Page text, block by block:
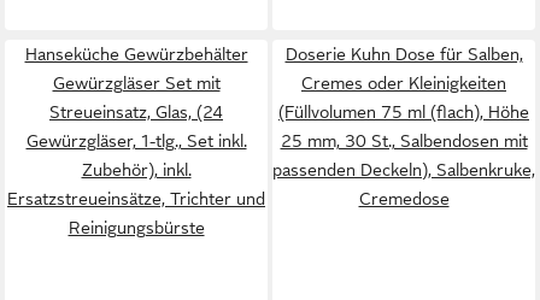
Hanseküche Gewürzbehälter
Gewürzgläser Set mit
Streueinsatz, Glas, (24
Gewürzgläser, 1-tlg., Set inkl.
Zubehör), inkl.
Ersatzstreueinsätze, Trichter und
Reinigungsbürste
Doserie Kuhn Dose für Salben,
Cremes oder Kleinigkeiten
(Füllvolumen 75 ml (flach), Höhe
25 mm, 30 St., Salbendosen mit
passenden Deckeln), Salbenkruke,
Cremedose